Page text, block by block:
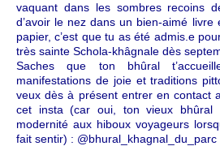
vaquant dans les sombres recoins
d’avoir le nez dans un bien-aimé livre
papier, c’est que tu as été admis.e
très sainte Schola-khâgnale dès
Saches que ton bhûral
manifestations de joie et traditions
veux dès à présent entrer en contact
cet insta (car oui, ton vieux bhûral
modernité aux hiboux voyageurs
fait sentir) : @bhural_khagnal_du_parc